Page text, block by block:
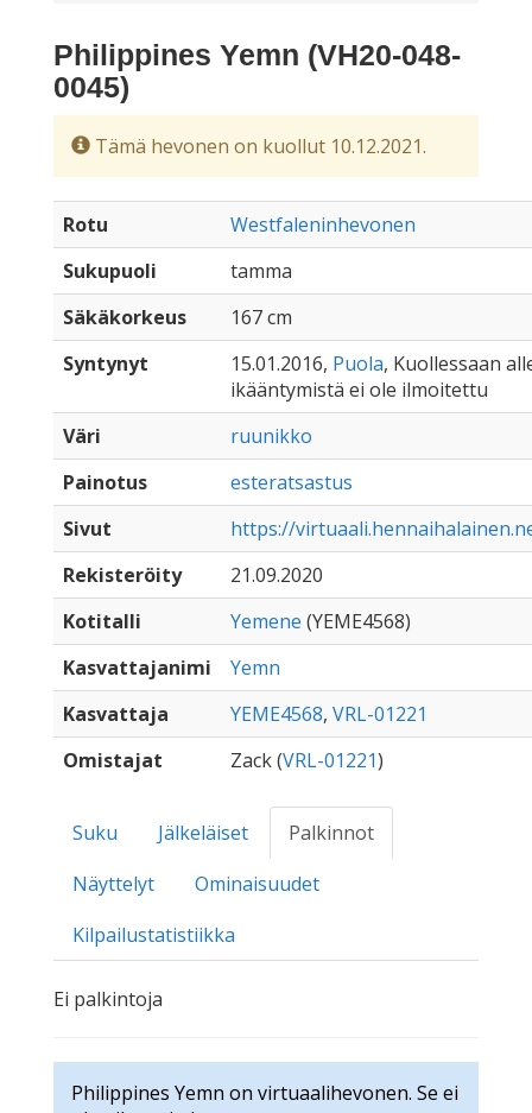
Philippines Yemn (VH20-048-
0045)
Tämä hevonen on kuollut 10.12.2021.
Rotu
Westfaleninhevonen
Sukupuoli
tamma
Säkäkorkeus
167 cm
Syntynyt
15.01.2016, Puola, Kuollessaan
ikääntymistä ei ole ilmoitettu
Väri
ruunikko
Painotus
esteratsastus
Sivut
https://
Rekisteröity
21.09.2020
Kotitalli
Yemene (YEME4568)
Kasvattajanimi
Yemn
Kasvattaja
YEME4568, VRL-01221
Omistajat
Zack (VRL-01221)
Suku Jälkeläiset
Palkinnot
Näyttelyt
Ominaisuudet
Kilpailustatistiikka
Ei palkintoja
Philippines Yemn on virtuaalihevonen. Se ei